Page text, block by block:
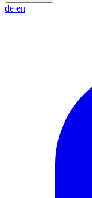
de en